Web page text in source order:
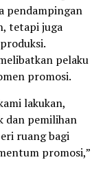
pendampingan
tetapi juga
pelaku
promosi.
lakukan,
dan pemilihan
ruang bagi
promosi,”